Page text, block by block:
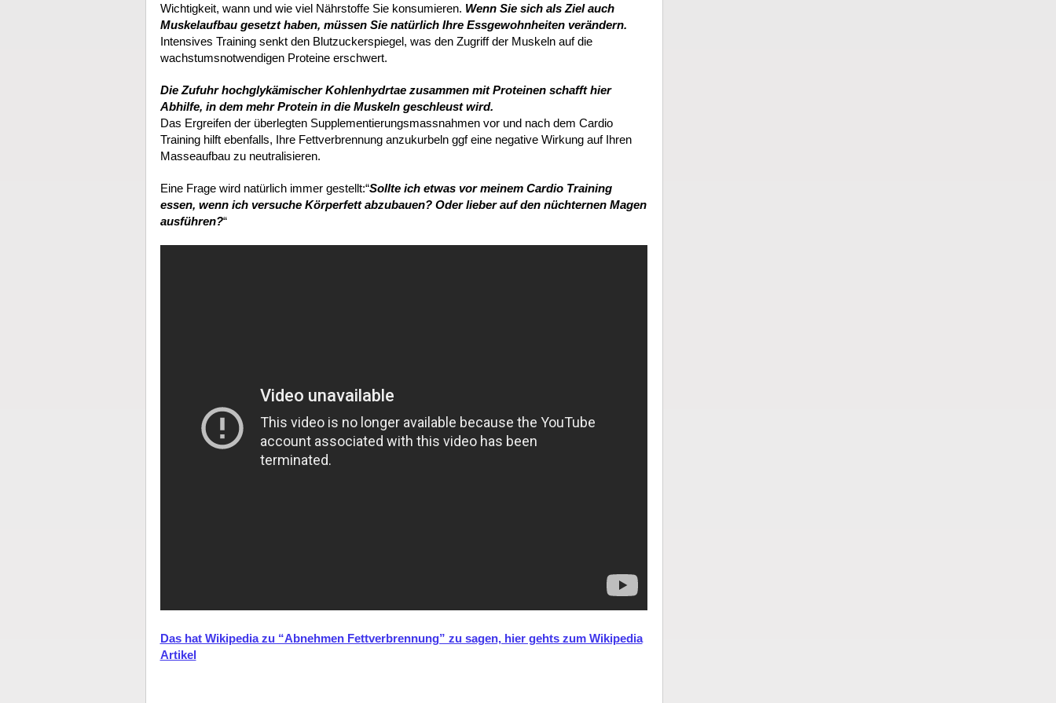
Wichtigkeit, wann und wie viel Nährstoffe Sie konsumieren. Wenn Sie sich als Ziel auch
Muskelaufbau gesetzt haben, müssen Sie natürlich Ihre Essgewohnheiten verändern.
Intensives Training senkt den Blutzuckerspiegel, was den Zugriff der Muskeln auf die
wachstumsnotwendigen Proteine erschwert.
Die Zufuhr hochglykämischer Kohlenhydrtae zusammen mit Proteinen schafft hier
Abhilfe, in dem mehr Protein in die Muskeln geschleust wird.
Das Ergreifen der überlegten Supplementierungsmassnahmen vor und nach dem Cardio
Training hilft ebenfalls, Ihre Fettverbrennung anzukurbeln ggf eine negative Wirkung auf Ihren
Masseaufbau zu neutralisieren.
Eine Frage wird natürlich immer gestellt:“Sollte ich etwas vor meinem Cardio Training
essen, wenn ich versuche Körperfett abzubauen? Oder lieber auf den nüchternen Magen
ausführen?“
Das hat Wikipedia zu “Abnehmen Fettverbrennung” zu sagen, hier gehts zum Wikipedia
Artikel